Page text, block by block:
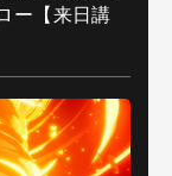
ー【来日講